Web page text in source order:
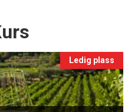
Ledig plass